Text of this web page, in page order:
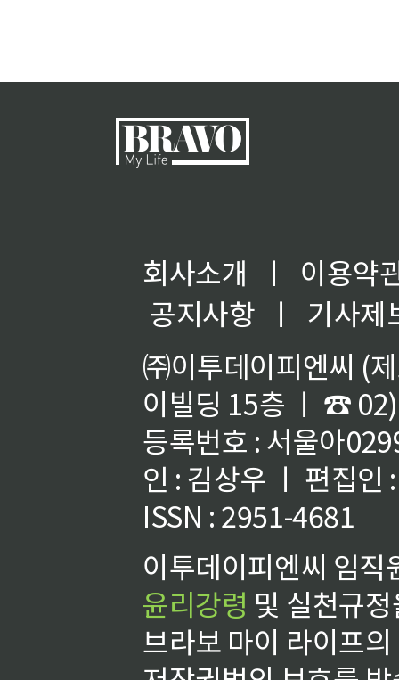
회사소개 ㅣ
이용약
공지사항
ㅣ
기사제
㈜이투데이피엔씨 (
이빌딩 15층 ㅣ ☎
등록번호 : 서울아
인 : 김상우 ㅣ 편집인
ISSN : 2951-4681
이투데이피엔씨 임
윤리강령 및 실천규
브라보 마이 라이프